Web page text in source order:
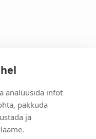
analüüsida infot
pakkuda
ja